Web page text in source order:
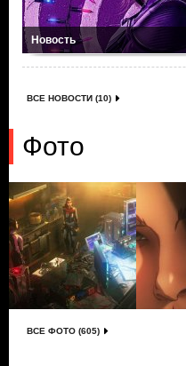
Новость
ВСЕ НОВОСТИ (10)
Фото
ВСЕ ФОТО (605)